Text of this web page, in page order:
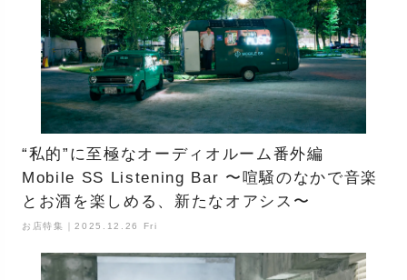
“私的”に至極なオーディオルーム番外編
Mobile SS Listening Bar 〜喧騒のなかで音楽
とお酒を楽しめる、新たなオアシス〜
お店特集｜2025.12.26 Fri